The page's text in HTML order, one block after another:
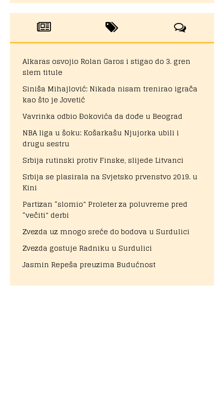
Alkaras osvojio Rolan Garos i stigao do 3. gren
slem titule
Siniša Mihajlović: Nikada nisam trenirao igrača
kao što je Jovetić
Vavrinka odbio Đokovića da dođe u Beograd
NBA liga u šoku: Košarkašu Njujorka ubili i
drugu sestru
Srbija rutinski protiv Finske, slijede Litvanci
Srbija se plasirala na Svjetsko prvenstvo 2019. u
Kini
Partizan “slomio” Proleter za poluvreme pred
“večiti” derbi
Zvezda uz mnogo sreće do bodova u Surdulici
Zvezda gostuje Radniku u Surdulici
Jasmin Repeša preuzima Budućnost